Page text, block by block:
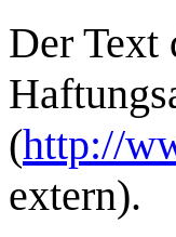
Der Text
(http://
extern).